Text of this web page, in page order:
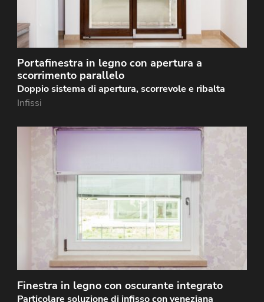
Portafinestra in legno con apertura a
scorrimento parallelo
Doppio sistema di apertura, scorrevole e ribalta
Infissi
Finestra in legno con oscurante integrato
Particolare soluzione di infisso con veneziana
Finestre in legno lamellare dotato di una particolare
disposto all'interno del vetrocamera. Questo